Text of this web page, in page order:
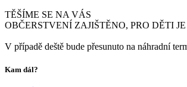
TĚŠÍME SE NA VÁS
OBČERSTVENÍ ZAJIŠTĚNO, PRO DĚTI
V případě deště bude přesunuto na náhradní
Kam dál?